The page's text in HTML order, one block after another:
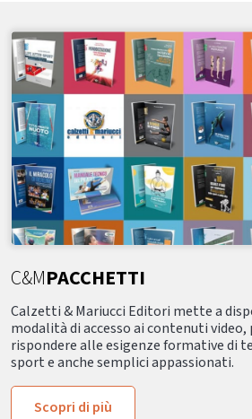
C&MPACCHETTI
Calzetti & Mariucci Editori mette a
modalità di accesso ai contenuti video,
rispondere alle esigenze formative di
sport e anche semplici appassionati.
Scopri di più